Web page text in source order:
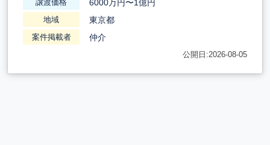
譲渡価格 6000万円〜1億円
地域 東京都
案件掲載者 仲介
公開日:2026-08-05